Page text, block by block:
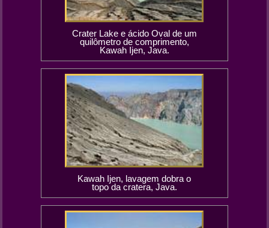
Crater Lake e ácido Oval de um
quilômetro de comprimento,
Kawah Ijen, Java.
Kawah Ijen, lavagem dobra o
topo da cratera, Java.